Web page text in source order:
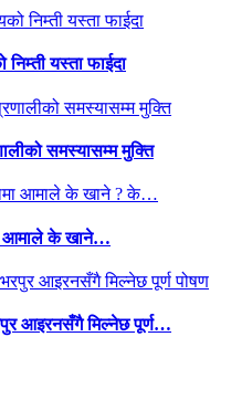
यस्ता फाईदा
समस्यासम्म मुक्ति
आमाले के खाने…
आइरनसँगै मिल्नेछ पूर्ण…